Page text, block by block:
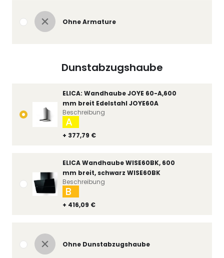
Ohne Armature
Dunstabzugshaube
ELICA: Wandhaube JOYE 60-A,600
mm breit Edelstahl JOYE60A
+ 377,79 €
A
Beschreibung
ELICA Wandhaube WISE60BK, 600
mm breit, schwarz WISE60BK
+ 416,09 €
B
Beschreibung
Ohne Dunstabzugshaube